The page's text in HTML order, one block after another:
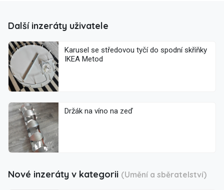
Další inzeráty uživatele
Karusel se středovou tyčí do spodní skříňky
IKEA Metod
Držák na víno na zeď
Nové inzeráty v kategorii (Umění a sběratelství)